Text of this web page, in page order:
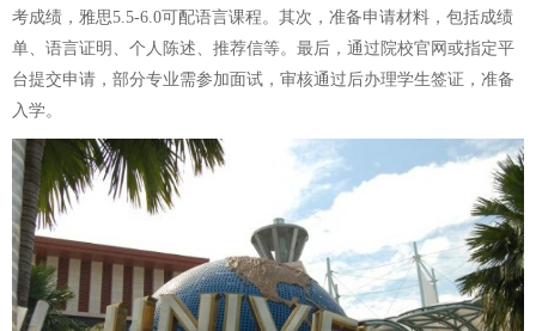
考成绩，雅思5.5-6.0可配语言课程。其次，准备申请材料，包括成绩
单、语言证明、个人陈述、推荐信等。最后，通过院校官网或指定平
台提交申请，部分专业需参加面试，审核通过后办理学生签证，准备
入学。